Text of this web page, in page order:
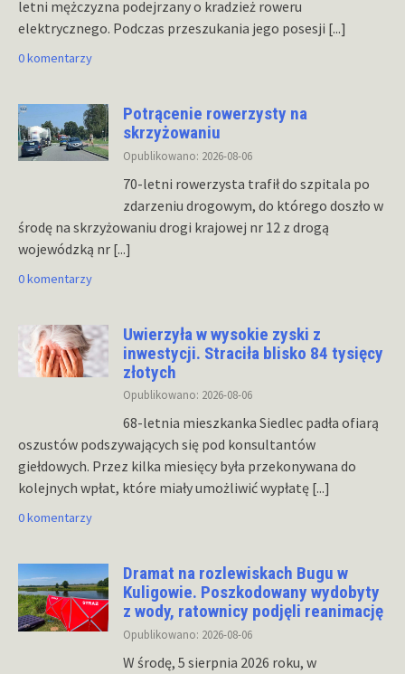
letni mężczyzna podejrzany o kradzież roweru
elektrycznego. Podczas przeszukania jego posesji [...]
0 komentarzy
Potrącenie rowerzysty na
skrzyżowaniu
Opublikowano: 2026-08-06
70-letni rowerzysta trafił do szpitala po
zdarzeniu drogowym, do którego doszło w
środę na skrzyżowaniu drogi krajowej nr 12 z drogą
wojewódzką nr [...]
0 komentarzy
Uwierzyła w wysokie zyski z
inwestycji. Straciła blisko 84 tysięcy
złotych
Opublikowano: 2026-08-06
68-letnia mieszkanka Siedlec padła ofiarą
oszustów podszywających się pod konsultantów
giełdowych. Przez kilka miesięcy była przekonywana do
kolejnych wpłat, które miały umożliwić wypłatę [...]
0 komentarzy
Dramat na rozlewiskach Bugu w
Kuligowie. Poszkodowany wydobyty
z wody, ratownicy podjęli reanimację
Opublikowano: 2026-08-06
W środę, 5 sierpnia 2026 roku, w